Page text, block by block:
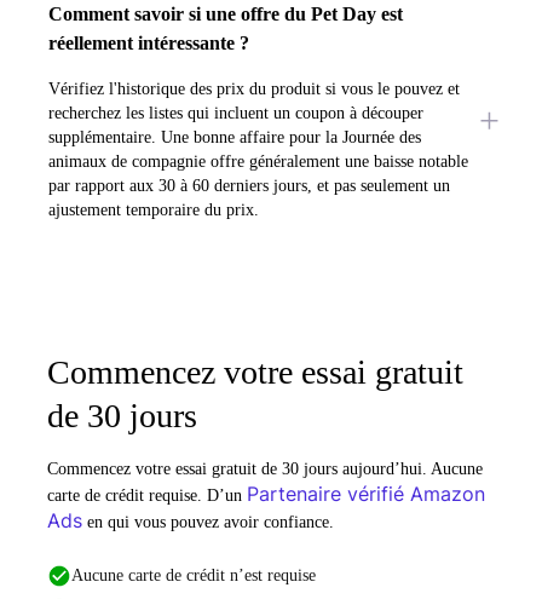
Comment savoir si une offre du Pet Day est
réellement intéressante ?
Vérifiez l'historique des prix du produit si vous le pouvez et
recherchez les listes qui incluent un coupon à découper
supplémentaire. Une bonne affaire pour la Journée des
animaux de compagnie offre généralement une baisse notable
par rapport aux 30 à 60 derniers jours, et pas seulement un
ajustement temporaire du prix.
Commencez votre essai gratuit
de 30 jours
Commencez votre essai gratuit de 30 jours aujourd’hui. Aucune
carte de crédit requise. D’un Partenaire vérifié Amazon
Ads en qui vous pouvez avoir confiance.
Aucune carte de crédit n’est requise